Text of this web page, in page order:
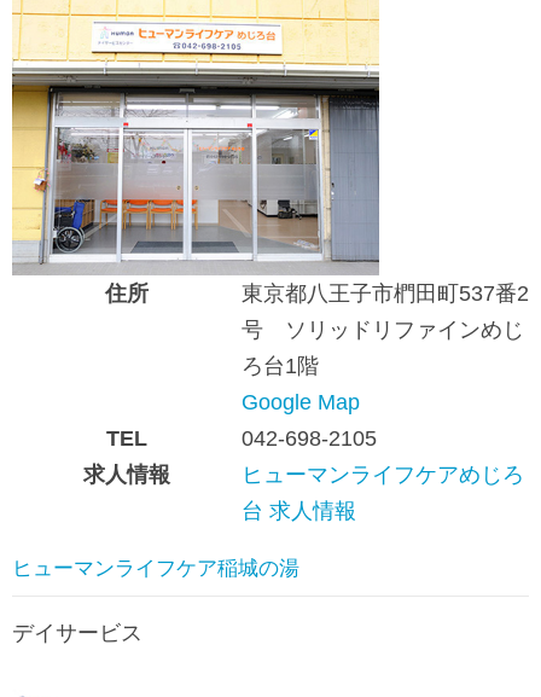
住所
東京都八王子市椚田町537番2
号 ソリッドリファインめじ
ろ台1階
Google Map
TEL
042-698-2105
求人情報
ヒューマンライフケアめじろ
台 求人情報
ヒューマンライフケア稲城の湯
デイサービス